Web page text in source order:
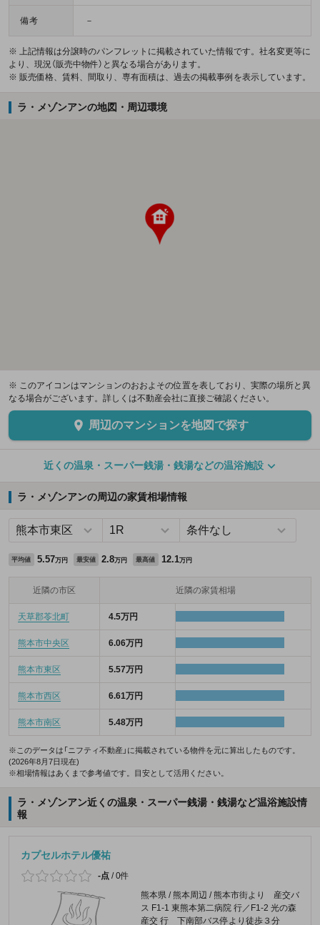
備考 －
※ 上記情報は分譲時のパンフレットに掲載されていた情報です。社名変更等に
より、現況（販売中物件）と異なる場合があります。
※ 販売価格、賃料、間取り、専有面積は、過去の掲載事例を表示しています。
ラ・メゾンアンの地図・周辺環境
※ このアイコンはマンションのおおよその位置を表しており、実際の場所と異
なる場合がございます。詳しくは不動産会社に直接ご確認ください。
周辺のマンションを地図で探す
近くの温泉・スーパー銭湯・銭湯などの温浴施設
ラ・メゾンアンの周辺の家賃相場情報
平均値 5.57万円 最安値 2.8万円 最高値 12.1万円
近隣の市区 近隣の家賃相場
天草郡苓北町 4.5万円
熊本市中央区 6.06万円
熊本市東区 5.57万円
熊本市西区 6.61万円
熊本市南区 5.48万円
※このデータは「ニフティ不動産」に掲載されている物件を元に算出したものです。
(2026年8月7日現在)
※相場情報はあくまで参考値です。目安として活用ください。
ラ・メゾンアン近くの温泉・スーパー銭湯・銭湯など温浴施設情
報
カプセルホテル優祐
-点 /0件
熊本県 / 熊本周辺 / 熊本市街より 産交バ
ス F1-1 東熊本第二病院 行／F1-2 光の森
産交 行 下南部バス停より徒歩３分